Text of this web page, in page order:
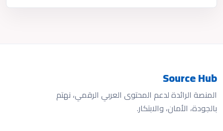
Source Hub
المنصة الرائدة لدعم المحتوى العربي الرقمي، نهتم
بالجودة، الأمان، والابتكار.